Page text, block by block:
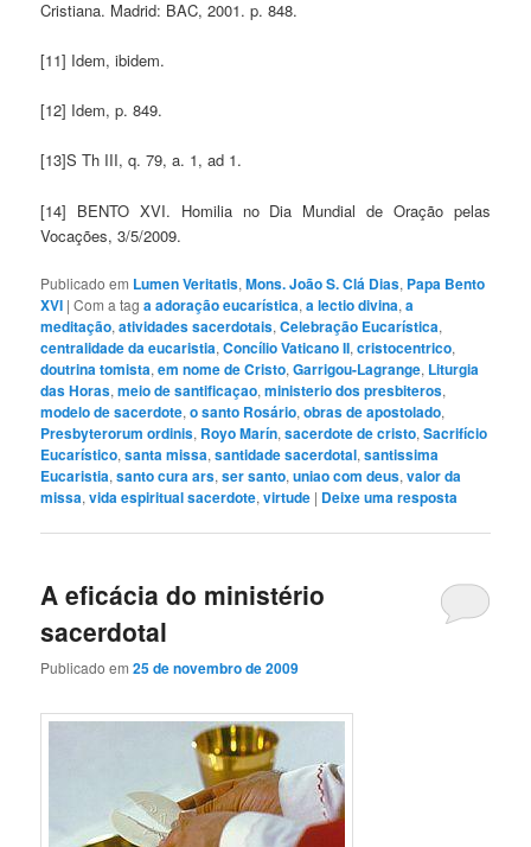
Cristiana. Madrid: BAC, 2001. p. 848.
[11] Idem, ibidem.
[12] Idem, p. 849.
[13]S Th III, q. 79, a. 1, ad 1.
[14] BENTO XVI. Homilia no Dia Mundial de Oração pelas
Vocações, 3/5/2009.
Publicado em Lumen Veritatis,Mons. João S. Clá Dias, Papa Bento
XVI |Com a taga adoração eucarística,a lectio divina,a
meditação,atividades sacerdotais,Celebração Eucarística,
centralidade da eucaristia,Concílio Vaticano II,cristocentrico,
doutrina tomista,em nome de Cristo,Garrigou-Lagrange, Liturgia
das Horas,meio de santificaçao,ministerio dos presbiteros,
modelo de sacerdote,o santo Rosário,obras de apostolado,
Presbyterorum ordinis, Royo Marín,sacerdote de cristo,Sacrifício
Eucarístico,santa missa,santidade sacerdotal,santissima
Eucaristia,santo cura ars,ser santo,uniao com deus,valor da
missa,vida espiritual sacerdote,virtude | Deixe uma resposta
A eficácia do ministério
sacerdotal
Publicado em25 de novembro de 2009